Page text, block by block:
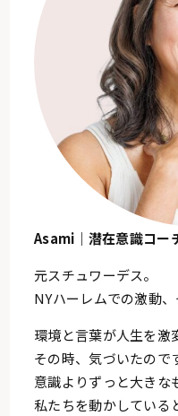
Asami｜潜在意識コー
元スチュワーデス。
NYハーレムでの激動、
環境と言葉が人生を
その時、気づいたので
意識よりずっと大きな
私たちを動かしている